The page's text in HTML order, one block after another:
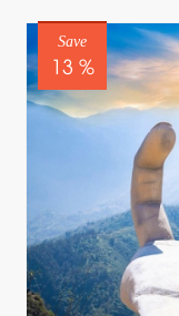
Save
13 %